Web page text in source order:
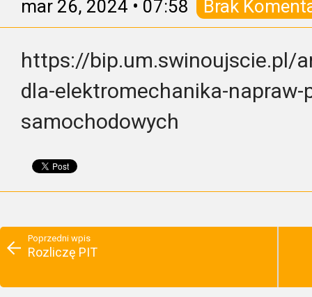
mar 26, 2024 • 07:58 Brak
https://bip.um.swinoujscie.pl/
dla-elektromechanika-napraw-
samochodowych
Poprzedni wpis
Rozliczę PIT